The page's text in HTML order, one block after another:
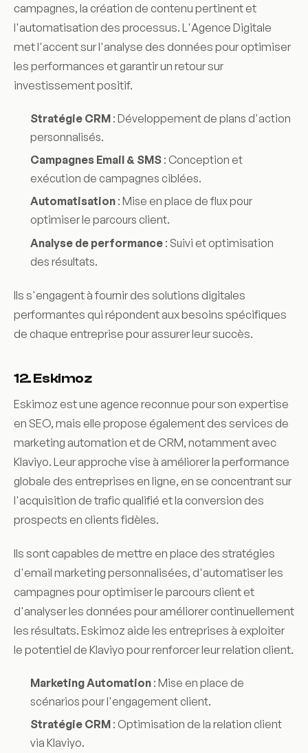
campagnes, la création de contenu pertinent et
l'automatisation des processus. L'Agence Digitale
met l'accent sur l'analyse des données pour optimiser
les performances et garantir un retour sur
investissement positif.
Stratégie CRM : Développement de plans d'action
personnalisés.
Campagnes Email & SMS : Conception et
exécution de campagnes ciblées.
Automatisation : Mise en place de flux pour
optimiser le parcours client.
Analyse de performance : Suivi et optimisation
des résultats.
Ils s'engagent à fournir des solutions digitales
performantes qui répondent aux besoins spécifiques
de chaque entreprise pour assurer leur succès.
12. Eskimoz
Eskimoz est une agence reconnue pour son expertise
en SEO, mais elle propose également des services de
marketing automation et de CRM, notamment avec
Klaviyo. Leur approche vise à améliorer la performance
globale des entreprises en ligne, en se concentrant sur
l'acquisition de trafic qualifié et la conversion des
prospects en clients fidèles.
Ils sont capables de mettre en place des stratégies
d'email marketing personnalisées, d'automatiser les
campagnes pour optimiser le parcours client et
d'analyser les données pour améliorer continuellement
les résultats. Eskimoz aide les entreprises à exploiter
le potentiel de Klaviyo pour renforcer leur relation client.
Marketing Automation : Mise en place de
scénarios pour l'engagement client.
Stratégie CRM : Optimisation de la relation client
via Klaviyo.